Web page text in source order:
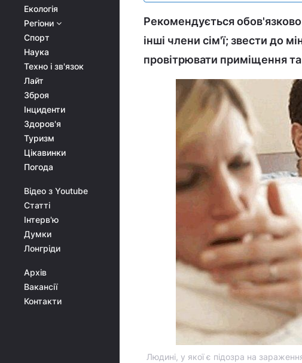
Екологія
Регіони
Спорт
Наука
Техно і зв'язок
Лайт
Зброя
Інциденти
Здоров'я
Туризм
Цікавинки
Погода
Відео з Youtube
Статті
Інтерв'ю
Думки
Лонгріди
Архів
Вакансії
Контакти
Рекомендується
інші члени сім'ї; звести до
провітрювати приміщення
Людині, у якої є підозра на